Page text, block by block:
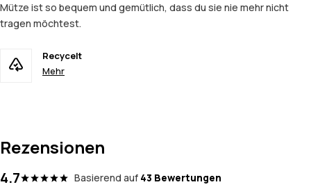
Mütze ist so bequem und gemütlich, dass du sie nie mehr nicht
tragen möchtest.
Recycelt
Mehr
Rezensionen
4.7 Basierend auf 43 Bewertungen